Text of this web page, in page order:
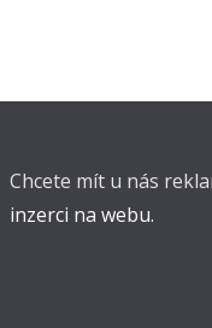
Chcete mít u nás
inzerci na webu.